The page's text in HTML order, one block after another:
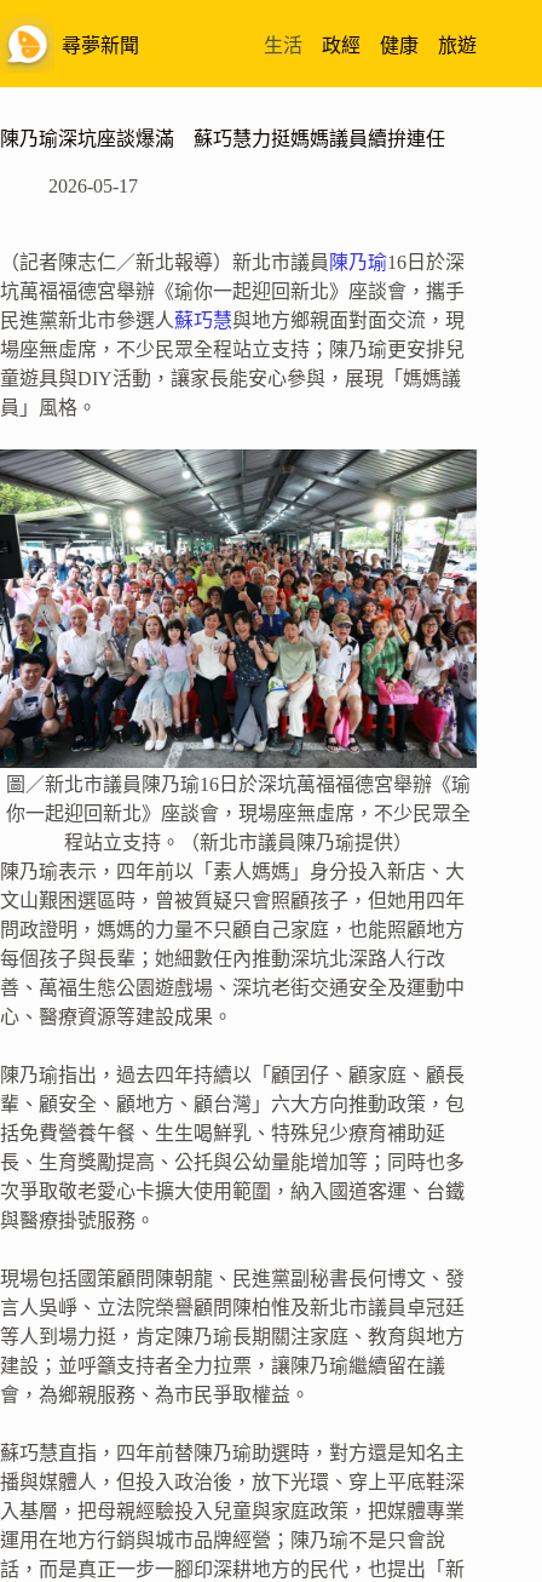
至
主
內
尋夢新聞 生活 政經 健康 旅遊
陳乃瑜深坑座談爆滿 蘇巧慧力挺媽媽議員續拚連任
2026-05-17
（記者陳志仁／新北報導）新北市議員 陳乃瑜16日於深
坑萬福福德宮舉辦《瑜你一起迎回新北》座談會，攜手
民進黨新北市參選人蘇巧慧與地方鄉親面對面交流，現
場座無虛席，不少民眾全程站立支持；陳乃瑜更安排兒
童遊具與DIY活動，讓家長能安心參與，展現「媽媽議
員」風格。
圖／新北市議員陳乃瑜16日於深坑萬福福德宮舉辦《瑜
你一起迎回新北》座談會，現場座無虛席，不少民眾全
程站立支持。（新北市議員陳乃瑜提供）
陳乃瑜表示，四年前以「素人媽媽」身分投入新店、大
文山艱困選區時，曾被質疑只會照顧孩子，但她用四年
問政證明，媽媽的力量不只顧自己家庭，也能照顧地方
每個孩子與長輩；她細數任內推動深坑北深路人行改
善、萬福生態公園遊戲場、深坑老街交通安全及運動中
心、醫療資源等建設成果。
陳乃瑜指出，過去四年持續以「顧囝仔、顧家庭、顧長
輩、顧安全、顧地方、顧台灣」六大方向推動政策，包
括免費營養午餐、生生喝鮮乳、特殊兒少療育補助延
長、生育獎勵提高、公托與公幼量能增加等；同時也多
次爭取敬老愛心卡擴大使用範圍，納入國道客運、台鐵
與醫療掛號服務。
現場包括國策顧問陳朝龍、民進黨副秘書長何博文、發
言人吳崢、立法院榮譽顧問陳柏惟及新北市議員卓冠廷
等人到場力挺，肯定陳乃瑜長期關注家庭、教育與地方
建設；並呼籲支持者全力拉票，讓陳乃瑜繼續留在議
會，為鄉親服務、為市民爭取權益。
蘇巧慧直指，四年前替陳乃瑜助選時，對方還是知名主
播與媒體人，但投入政治後，放下光環、穿上平底鞋深
入基層，把母親經驗投入兒童與家庭政策，把媒體專業
運用在地方行銷與城市品牌經營；陳乃瑜不是只會說
話，而是真正一步一腳印深耕地方的民代，也提出「新